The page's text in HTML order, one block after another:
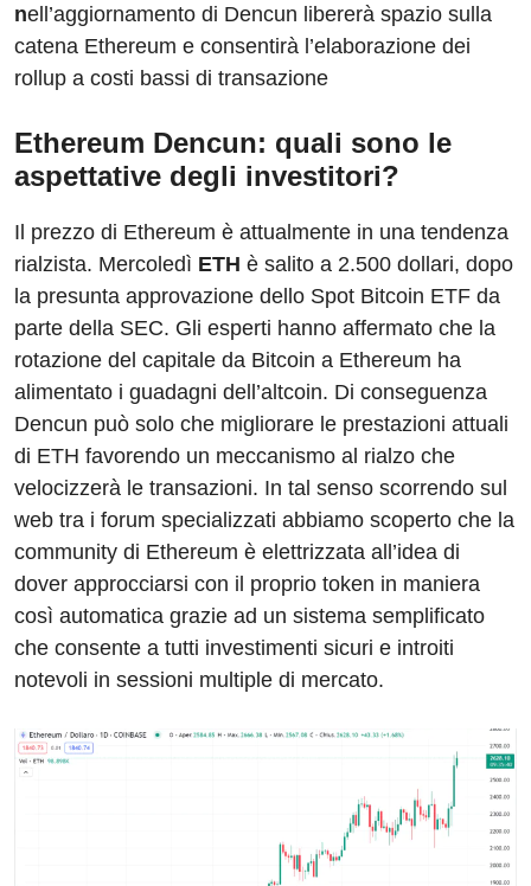
nell’aggiornamento di Dencun libererà spazio sulla
catena Ethereum e consentirà l’elaborazione dei
rollup a costi bassi di transazione
Ethereum Dencun: quali sono le
aspettative degli investitori?
Il prezzo di Ethereum è attualmente in una tendenza
rialzista. Mercoledì ETH è salito a 2.500 dollari, dopo
la presunta approvazione dello Spot Bitcoin ETF da
parte della SEC. Gli esperti hanno affermato che la
rotazione del capitale da Bitcoin a Ethereum ha
alimentato i guadagni dell’altcoin. Di conseguenza
Dencun può solo che migliorare le prestazioni attuali
di ETH favorendo un meccanismo al rialzo che
velocizzerà le transazioni. In tal senso scorrendo sul
web tra i forum specializzati abbiamo scoperto che la
community di Ethereum è elettrizzata all’idea di
dover approcciarsi con il proprio token in maniera
così automatica grazie ad un sistema semplificato
che consente a tutti investimenti sicuri e introiti
notevoli in sessioni multiple di mercato.